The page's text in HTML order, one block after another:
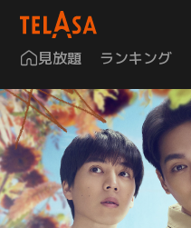
見放題 ランキング